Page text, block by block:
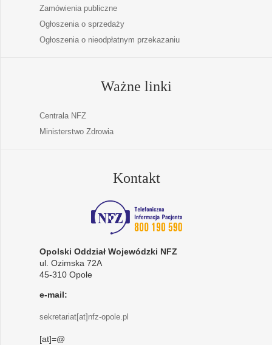
Zamówienia publiczne
Ogłoszenia o sprzedaży
Ogłoszenia o nieodpłatnym przekazaniu
Ważne linki
Centrala NFZ
Ministerstwo Zdrowia
Kontakt
Opolski Oddział Wojewódzki NFZ
ul. Ozimska 72A
45-310 Opole
e-mail:
sekretariat[at]nfz-opole.pl
[at]=@